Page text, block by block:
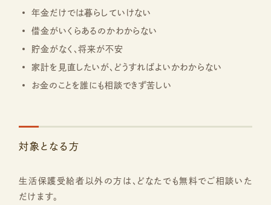
年金だけでは暮らしていけない
借金がいくらあるのかわからない
貯金がなく、将来が不安
家計を見直したいが、どうすればよいかわからない
お金のことを誰にも相談できず苦しい
対象となる方
生活保護受給者以外の方は、どなたでも無料でご相談いた
だけます。